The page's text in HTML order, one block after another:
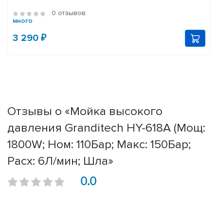
0 отзывов
много
3 290 ₽
Отзывы о «Мойка высокого
давления Granditech HY-618A (Мощ:
1800W; Ном: 110Бар; Макс: 150Бар;
Расх: 6Л/мин; Шла»
0.0